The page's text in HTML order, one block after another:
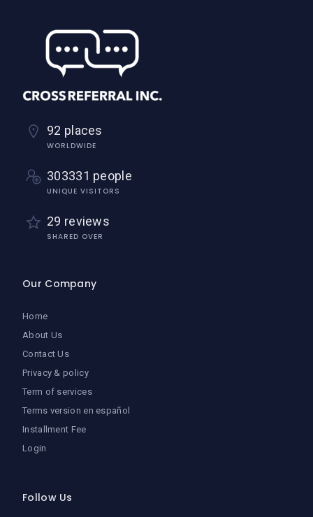
92 places
WORLDWIDE
303331 people
UNIQUE VISITORS
29 reviews
SHARED OVER
Our Company
Home
About Us
Contact Us
Privacy & policy
Term of services
Terms version en español
Installment Fee
Login
Follow Us